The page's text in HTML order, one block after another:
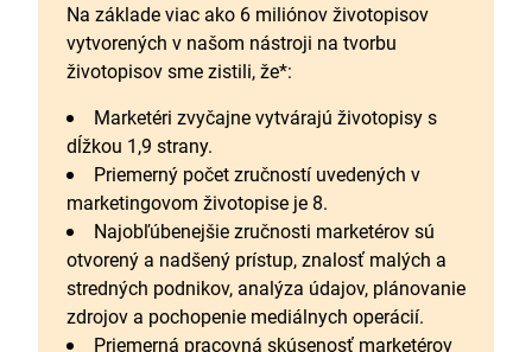
Na základe viac ako 6 miliónov životopisov
vytvorených v našom nástroji na tvorbu
životopisov sme zistili, že*:
Marketéri zvyčajne vytvárajú životopisy s
dĺžkou 1,9 strany.
Priemerný počet zručností uvedených v
marketingovom životopise je 8.
Najobľúbenejšie zručnosti marketérov sú
otvorený a nadšený prístup, znalosť malých a
stredných podnikov, analýza údajov, plánovanie
zdrojov a pochopenie mediálnych operácií.
Priemerná pracovná skúsenosť marketérov